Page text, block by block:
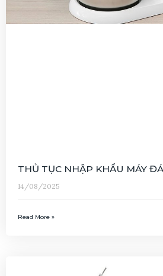
THỦ TỤC NHẬP KHẨU MÁY
14/08/2025
Read More »